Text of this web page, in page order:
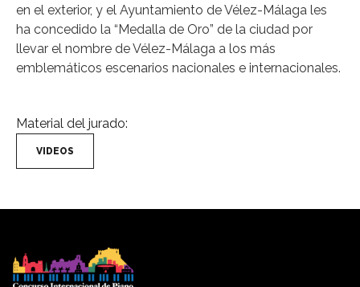
en el exterior, y el Ayuntamiento de Vélez-Málaga les
ha concedido la “Medalla de Oro” de la ciudad por
llevar el nombre de Vélez-Málaga a los más
emblemáticos escenarios nacionales e internacionales.
Material del jurado:
VIDEOS